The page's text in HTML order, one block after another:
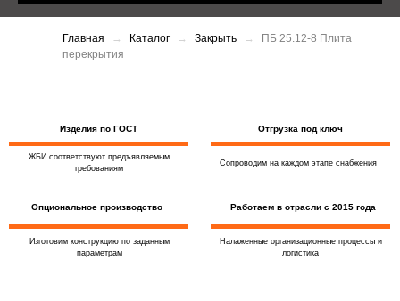
Главная Каталог Закрыть
ПБ 25.12-8 Плита
перекрытия
Изделия по ГОСТ
ЖБИ соответствуют предъявляемым
требованиям
Изготовим конструкцию по заданным
параметрам
Опциональное производство
Отгрузка под ключ
Сопроводим на каждом этапе снабжения
Налаженные организационные процессы и
логистика
Работаем в отрасли с 2015 года